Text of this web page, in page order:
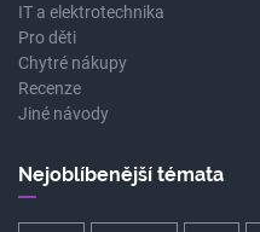
IT a elektrotechnika
Pro děti
Chytré nákupy
Recenze
Jiné návody
Nejoblíbenější témata